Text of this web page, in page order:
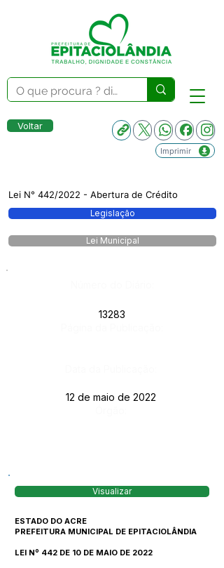
Voltar
Imprimir
Lei N° 442/2022 - Abertura de Crédito
Legislação
Lei Municipal
13283
12 de maio de 2022
Visualizar
ESTADO DO ACRE
PREFEITURA MUNICIPAL DE EPITACIOLÂNDIA
LEI Nº 442 DE 10 DE MAIO DE 2022